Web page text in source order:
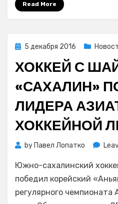
Read More
Posted
5 декабря 2016
ХОККЕЙ С
«САХАЛИН»
ЛИДЕРА
ХОККЕЙНОЙ
by Павел Лопатко
Южно-сахалинский
победил корейский
регулярного чемпионата